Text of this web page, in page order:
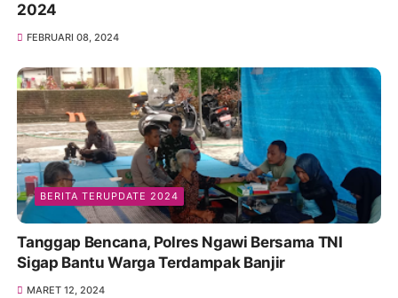
2024
FEBRUARI 08, 2024
BERITA TERUPDATE 2024
Tanggap Bencana, Polres Ngawi Bersama TNI
Sigap Bantu Warga Terdampak Banjir
MARET 12, 2024